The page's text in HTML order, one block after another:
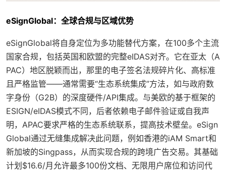
eSignGlobal：全球合规与区域优势
eSignGlobal将自身定位为多功能替代方案，在100多个主流
国家合规，包括英国和欧盟的完整eIDAS对齐。它在亚太（A
PAC）地区脱颖而出，那里的电子签名法规碎片化、高标准
且严格监管——通常需要“生态系统集成”方法，如与政府数
字身份（G2B）的深度硬件/API集成。与美欧的基于框架的
ESIGN/eIDAS模式不同，后者依赖电子邮件验证或自我声
明，APAC要求严格的生态系统联系，提高技术壁垒。eSign
Global通过无缝集成解决此问题，例如香港的iAM Smart和
新加坡的Singpass，从而实现合规的跨境广告交易。其基础
计划$16.6/月允许最多100份文档、无限用户席位和访问代